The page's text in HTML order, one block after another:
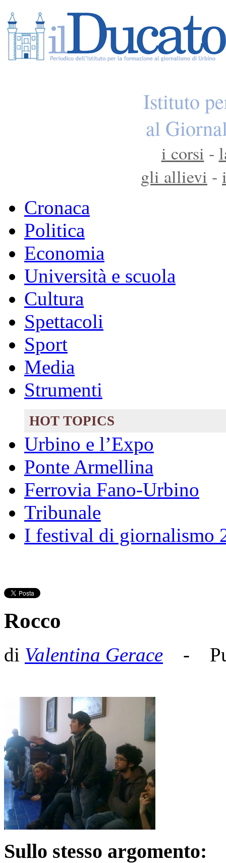
Istituto
al
i corsi -
gli allievi -
Cronaca
Politica
Economia
Università e scuola
Cultura
Spettacoli
Sport
Media
Strumenti
HOT TOPICS
Urbino e l’Expo
Ponte Armellina
Ferrovia Fano-Urbino
Tribunale
I festival di giornalismo
Rocco
di Valentina Gerace -
Sullo stesso argomento: